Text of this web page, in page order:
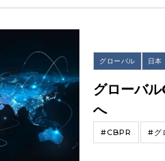
グローバル 日本
グローバ
へ
#CBPR #グ